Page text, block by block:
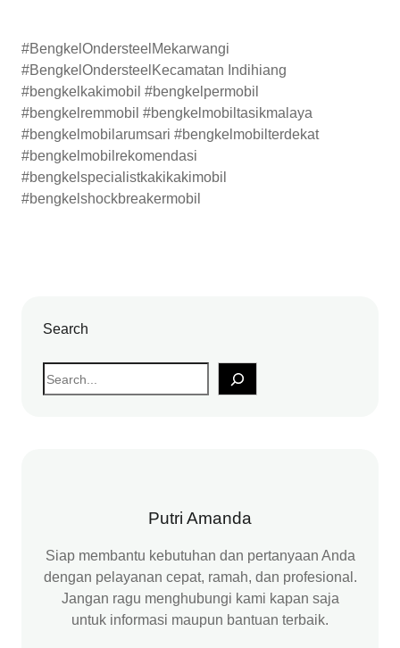
#BengkelOndersteelMekarwangi
#BengkelOndersteelKecamatan Indihiang
#bengkelkakimobil #bengkelpermobil
#bengkelremmobil #bengkelmobiltasikmalaya
#bengkelmobilarumsari #bengkelmobilterdekat
#bengkelmobilrekomendasi
#bengkelspecialistkakikakimobil
#bengkelshockbreakermobil
Search
S
e
Putri Amanda
Siap membantu kebutuhan dan pertanyaan Anda
dengan pelayanan cepat, ramah, dan profesional.
Jangan ragu menghubungi kami kapan saja
untuk informasi maupun bantuan terbaik.